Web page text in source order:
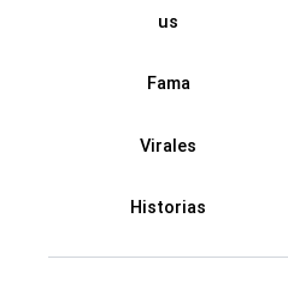
us
Fama
Virales
Historias